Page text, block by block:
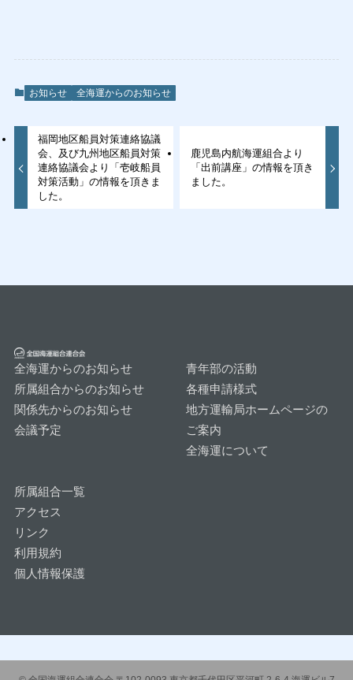
お知らせ 全海運からのお知らせ
福岡地区船員対策連絡協議
会、及び九州地区船員対策
連絡協議会より「壱岐船員
対策活動」の情報を頂きま
した。
鹿児島内航海運組合より
「出前講座」の情報を頂き
ました。
全海運からのお知らせ
所属組合からのお知らせ
関係先からのお知らせ
会議予定
青年部の活動
各種申請様式
地方運輸局ホームページの
ご案内
全海運について
所属組合一覧
アクセス
リンク
利用規約
個人情報保護